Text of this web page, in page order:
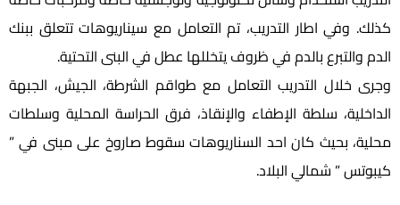
كذلك. وفي اطار التدريب، تم التعامل مع سيناريوهات تتعلق ببنك
الدم والتبرع بالدم في ظروف يتخللها عطل في البنى التحتية.
وجرى خلال التدريب التعامل مع طواقم الشرطة، الجيش، الجبهة
الداخلية، سلطة الإطفاء والإنقاذ، فرق الحراسة المحلية وسلطات
محلية، بحيث كان احد السناريوهات سقوط صاروخ على مبنى في ”
كيبوتس ” شمالي البلاد.